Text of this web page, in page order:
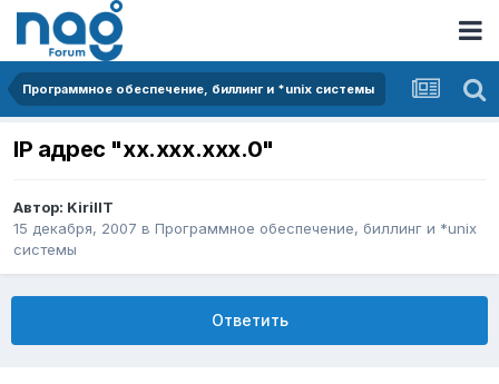
Программное обеспечение, биллинг и *unix системы
IP адрес "xx.xxx.xxx.0"
Автор: KirillT
15 декабря, 2007 в Программное обеспечение, биллинг и *unix
системы
Ответить